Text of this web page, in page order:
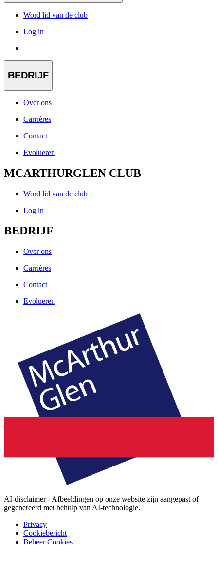
Word lid van de club
Log in
BEDRIJF
Over ons
Carrières
Contact
Evolueren
MCARTHURGLEN CLUB
Word lid van de club
Log in
BEDRIJF
Over ons
Carrières
Contact
Evolueren
AI-disclaimer - Afbeeldingen op onze website zijn aangepast of
gegenereerd met behulp van AI-technologie.
Privacy
Cookiebericht
Beheer Cookies